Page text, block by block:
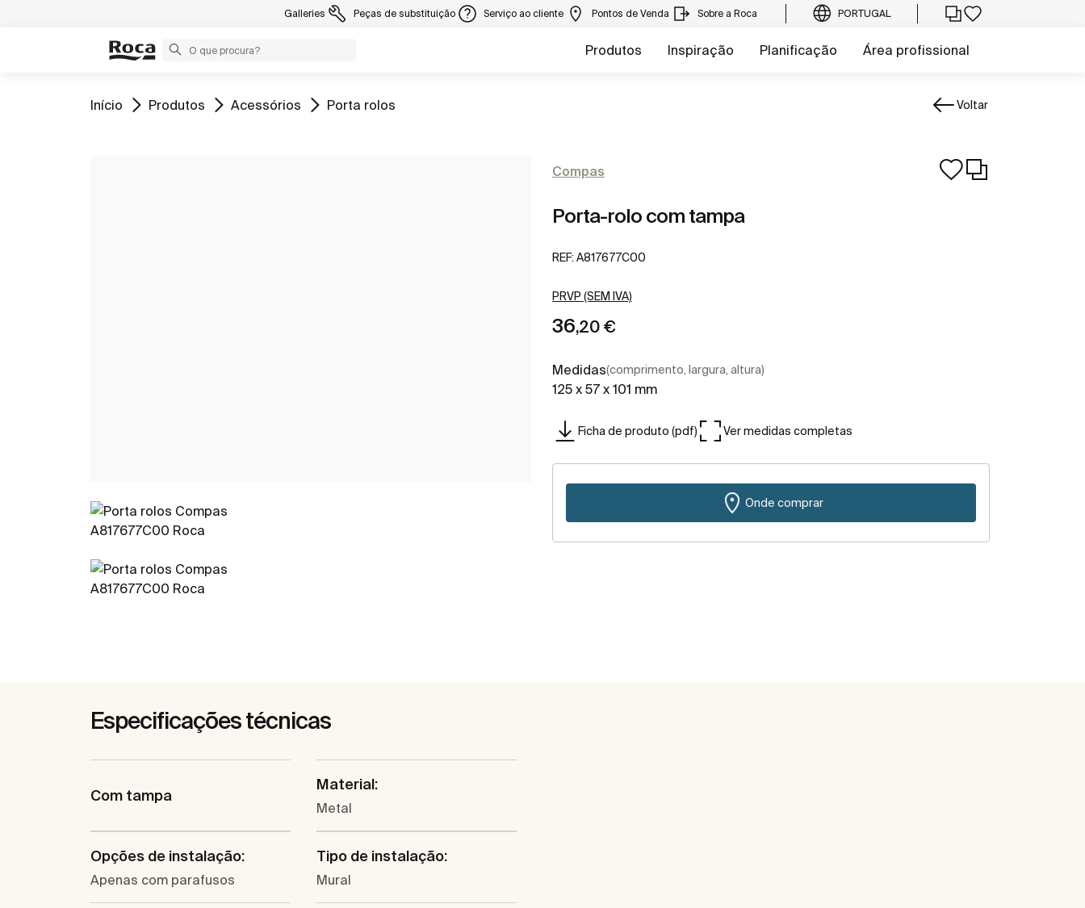
Galleries Peças de substituição Serviço ao cliente Pontos de Venda Sobre a Roca PORTUGAL
Produtos Inspiração Planificação Área profissional
Ir para
Início Ir para
Produtos Ir para
Acessórios Ir para
Porta rolos Voltar
Compas
Porta-rolo com tampa
REF: A817677C00
PRVP (SEM IVA)
36,20 €
Medidas(comprimento, largura, altura)
125 x 57 x 101 mm
Ficha de produto (pdf) Ver medidas completas
Onde comprar
Especificações técnicas
Com tampa
Material:
Metal
Opções de instalação:
Apenas com parafusos
Tipo de instalação:
Mural